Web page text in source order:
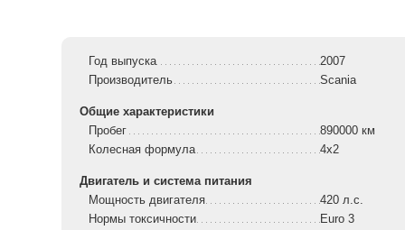
Год выпуска
2007
Производитель
Scania
Общие характеристики
Пробег
890000 км
Колесная формула
4x2
Двигатель и система питания
Мощность двигателя
420 л.с.
Нормы токсичности
Euro 3